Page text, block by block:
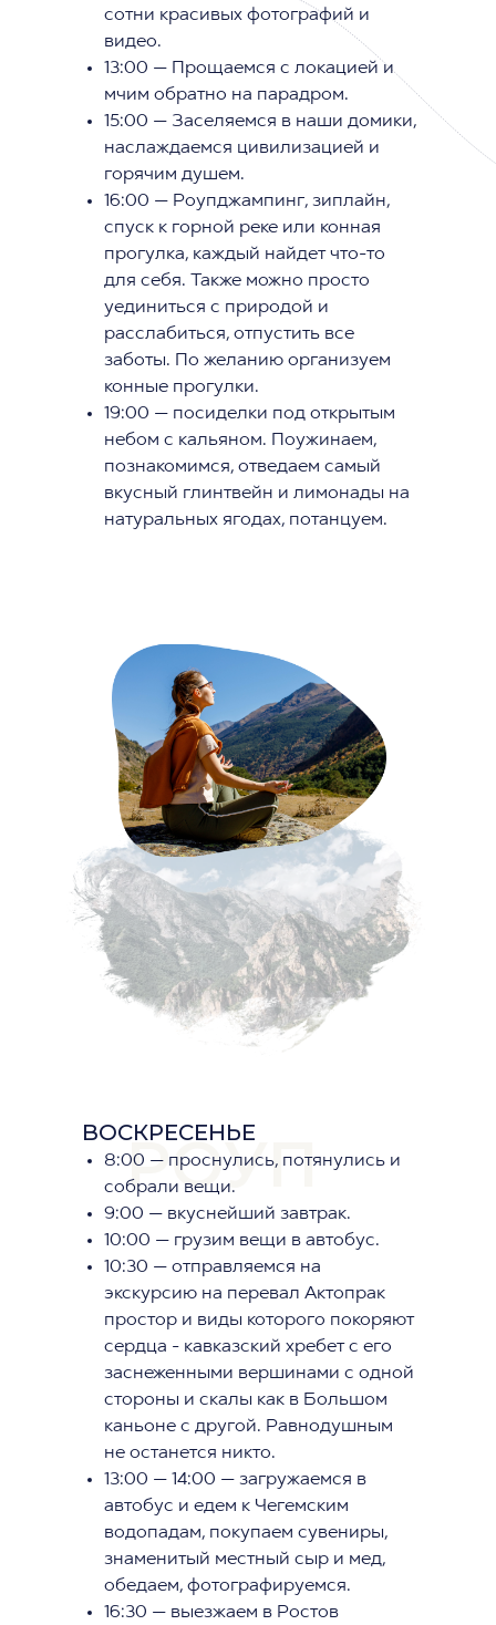
сотни красивых фотографий и
видео.
13:00 — Прощаемся с локацией и
мчим обратно на парадром.
15:00 — Заселяемся в наши домики,
наслаждаемся цивилизацией и
горячим душем.
16:00 — Роупджампинг, зиплайн,
спуск к горной реке или конная
прогулка, каждый найдет что-то
для себя. Также можно просто
уединиться с природой и
расслабиться, отпустить все
заботы. По желанию организуем
конные прогулки.
19:00 — посиделки под открытым
небом с кальяном. Поужинаем,
познакомимся, отведаем самый
вкусный глинтвейн и лимонады на
натуральных ягодах, потанцуем.
РОУП
ВОСКРЕСЕНЬЕ
8:00 — проснулись, потянулись и
собрали вещи.
9:00 — вкуснейший завтрак.
10:00 — грузим вещи в автобус.
10:30 — отправляемся на
экскурсию на перевал Актопрак
простор и виды которого покоряют
сердца - кавказский хребет с его
заснеженными вершинами с одной
стороны и скалы как в Большом
каньоне с другой. Равнодушным
не останется никто.
13:00 — 14:00 — загружаемся в
автобус и едем к Чегемским
водопадам, покупаем сувениры,
знаменитый местный сыр и мед,
обедаем, фотографируемся.
16:30 — выезжаем в Ростов